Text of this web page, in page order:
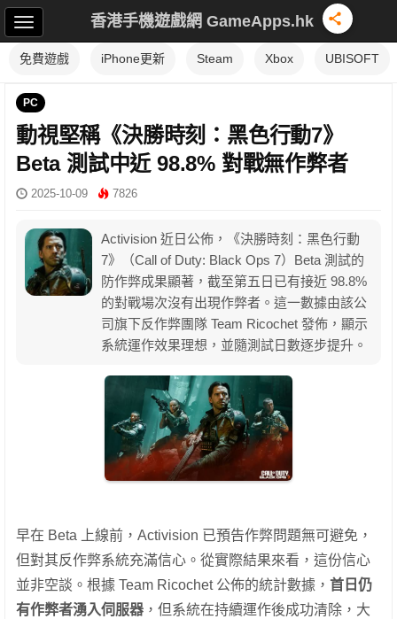
香港手機遊戲網 GameApps.hk
免費遊戲 iPhone更新 Steam Xbox UBISOFT
PC
動視堅稱《決勝時刻：黑色行動7》
Beta 測試中近 98.8% 對戰無作弊者
2025-10-09 7826
Activision 近日公佈，《決勝時刻：黑色行動
7》（Call of Duty: Black Ops 7）Beta 測試的
防作弊成果顯著，截至第五日已有接近 98.8%
的對戰場次沒有出現作弊者。這一數據由該公
司旗下反作弊團隊 Team Ricochet 發佈，顯示
系統運作效果理想，並隨測試日數逐步提升。
早在 Beta 上線前，Activision 已預告作弊問題無可避免，
但對其反作弊系統充滿信心。從實際結果來看，這份信心
並非空談。根據 Team Ricochet 公佈的統計數據， 首日仍
有作弊者湧入伺服器 ，但系統在持續運作後成功清除，大